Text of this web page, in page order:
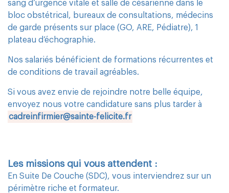
sang d’urgence vitale et salle de césarienne dans le
bloc obstétrical, bureaux de consultations, médecins
de garde présents sur place (GO, ARE, Pédiatre), 1
plateau d’échographie.
Nos salariés bénéficient de formations récurrentes et
de conditions de travail agréables.
Si vous avez envie de rejoindre notre belle équipe,
envoyez nous votre candidature sans plus tarder à
cadreinfirmier@sainte-felicite.fr
Les missions qui vous attendent :
En Suite De Couche (SDC), vous interviendrez sur un
périmètre riche et formateur.